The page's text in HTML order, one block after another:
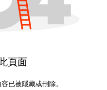
頁面
已被隱藏或刪除。